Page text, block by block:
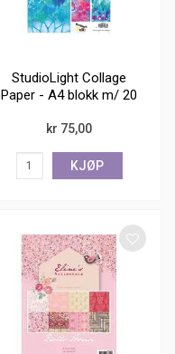
StudioLight Collage
Paper - A4 blokk m/ 20
kr 75,00
KJØP